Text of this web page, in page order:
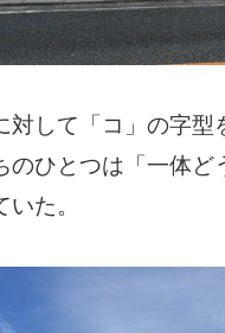
対して「コ」の字
のひとつは「一体ど
いた。